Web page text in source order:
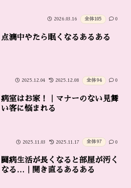
2026.03.16 全体105 0
点滴中やたら眠くなるあるある
2025.12.04 2025.12.08 全体94 0
病室はお家！｜マナーのない見舞
い客に悩まれる
2025.11.03 2025.11.17 全体97 0
闘病生活が長くなると部屋が汚く
なる…｜開き直るあるある